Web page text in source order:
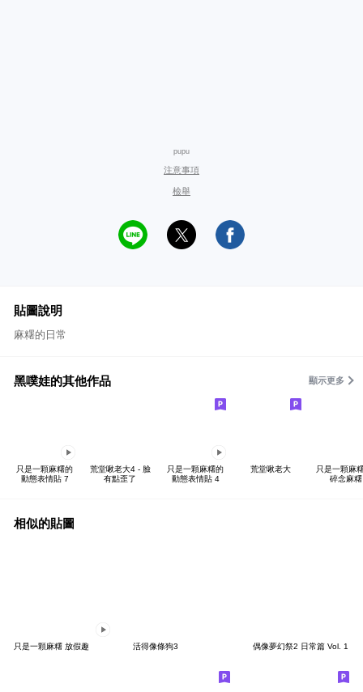
pupu
注意事項
檢舉
貼圖說明
麻糬的日常
黑噗娃的其他作品 顯示更多
只是一顆麻糬的
動態表情貼 7
荒堂啾老大4 - 臉
有點歪了
只是一顆麻糬的
動態表情貼 4
荒堂啾老大
只是一顆麻
碎念麻糬
相似的貼圖
只是一顆麻糬 放假趣 活得像條狗3 偶像夢幻祭2 日常篇 Vol. 1